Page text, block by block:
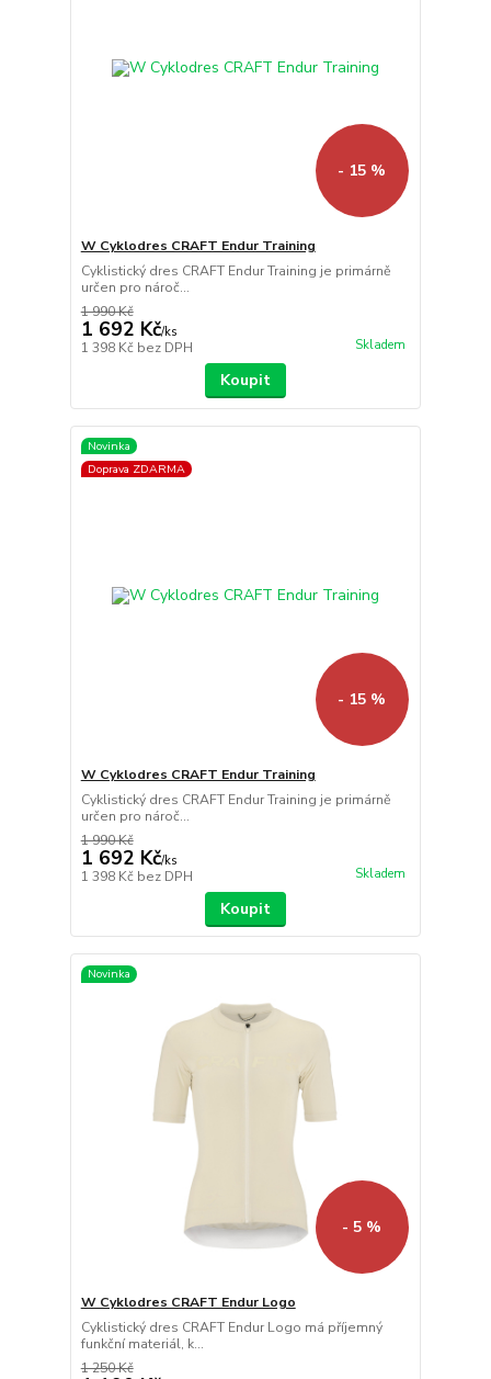
- 15 %
W Cyklodres CRAFT Endur Training
Cyklistický dres CRAFT Endur Training je primárně
určen pro nároč...
1 990 Kč
1 692 Kč/ks
1 398 Kč bez DPH Skladem
Koupit
Novinka
Doprava ZDARMA
- 15 %
W Cyklodres CRAFT Endur Training
Cyklistický dres CRAFT Endur Training je primárně
určen pro nároč...
1 990 Kč
1 692 Kč/ks
1 398 Kč bez DPH Skladem
Koupit
Novinka
- 5 %
W Cyklodres CRAFT Endur Logo
Cyklistický dres CRAFT Endur Logo má příjemný
funkční materiál, k...
1 250 Kč